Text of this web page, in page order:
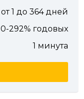
от 1 до 364 дней
0-292% годовых
1 минута